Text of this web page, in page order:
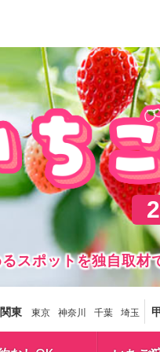
スポットを独自取
関東 東京 神奈川 千葉 埼玉